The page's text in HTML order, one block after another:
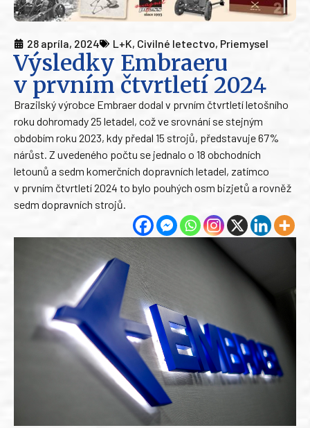
28 apríla, 2024 L+K, Civilné letectvo, Priemysel
Výsledky Embraeru
v prvním čtvrtletí 2024
Brazilský výrobce Embraer dodal v prvním čtvrtletí letošního
roku dohromady 25 letadel, což ve srovnání se stejným
obdobím roku 2023, kdy předal 15 strojů, představuje 67%
nárůst. Z uvedeného počtu se jednalo o 18 obchodních
letounů a sedm komerčních dopravních letadel, zatímco
v prvním čtvrtletí 2024 to bylo pouhých osm bizjetů a rovněž
sedm dopravních strojů.